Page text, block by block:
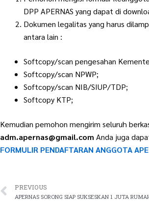
DPP APERNAS yang dapat di
Dokumen legalitas yang harus
antara lain :
Softcopy/scan pengesahan
Softcopy/scan NPWP;
Softcopy/scan NIB/SIUP/TDP;
Softcopy KTP;
Kemudian pemohon mengirim seluruh
adm.apernas@gmail.com Anda juga
FORMULIR PENDAFTARAN ANGGOTA
Prev
PREVIOUS
APERNAS SORONG SIAP SUKSESKAN 1 JUTA